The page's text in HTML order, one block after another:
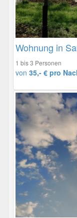
Wohnung in
1 bis 3 Personen
von 35,- € pro